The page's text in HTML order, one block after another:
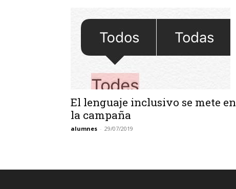
El lenguaje inclusivo se mete en
la campaña
alumnes - 29/07/2019